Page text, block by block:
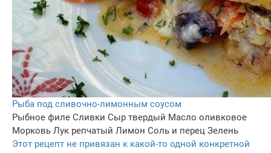
Рыба под сливочно-лимонным соусом
Рыбное филе Сливки Сыр твердый Масло оливковое
Морковь Лук репчатый Лимон Соль и перец Зелень
Этот рецепт не привязан к какой-то одной конкретной